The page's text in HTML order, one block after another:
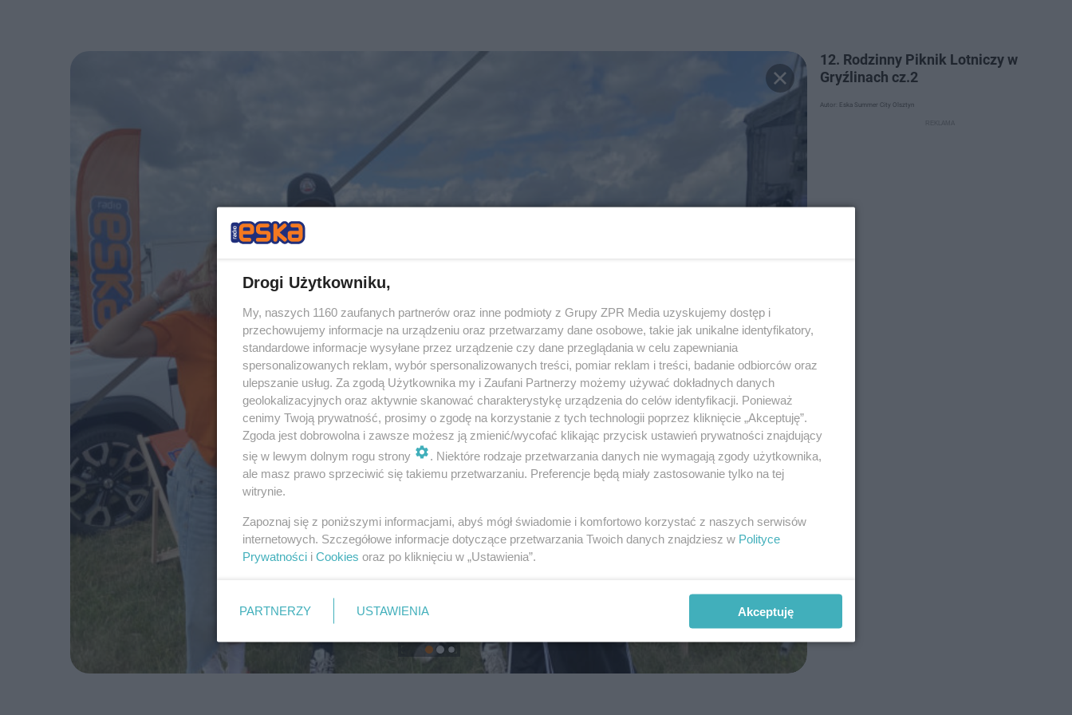
12. Rodzinny Piknik Lotniczy w
Gryźlinach cz.2
Autor: Eska Summer City Olsztyn
Drogi Użytkowniku,
My, naszych 1160 zaufanych partnerów oraz inne podmioty z Grupy ZPR Media uzyskujemy dostęp i
przechowujemy informacje na urządzeniu oraz przetwarzamy dane osobowe, takie jak unikalne identyfikatory,
standardowe informacje wysyłane przez urządzenie czy dane przeglądania w celu zapewniania
spersonalizowanych reklam, wybór spersonalizowanych treści, pomiar reklam i treści, badanie odbiorców oraz
ulepszanie usług. Za zgodą Użytkownika my i Zaufani Partnerzy możemy używać dokładnych danych
geolokalizacyjnych oraz aktywnie skanować charakterystykę urządzenia do celów identyfikacji. Ponieważ
cenimy Twoją prywatność, prosimy o zgodę na korzystanie z tych technologii poprzez kliknięcie „Akceptuję”.
Zgoda jest dobrowolna i zawsze możesz ją zmienić/wycofać klikając przycisk ustawień prywatności znajdujący
się w lewym dolnym rogu strony
. Niektóre rodzaje przetwarzania danych nie wymagają zgody użytkownika,
ale masz prawo sprzeciwić się takiemu przetwarzaniu. Preferencje będą miały zastosowanie tylko na tej
witrynie.
Zapoznaj się z poniższymi informacjami, abyś mógł świadomie i komfortowo korzystać z naszych serwisów
internetowych. Szczegółowe informacje dotyczące przetwarzania Twoich danych znajdziesz w Polityce
Prywatności i Cookies oraz po kliknięciu w „Ustawienia”.
PARTNERZY USTAWIENIA Akceptuję